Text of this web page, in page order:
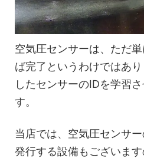
空気圧センサーは、ただ
ば完了というわけではあ
したセンサーのIDを学習
す。
当店では、空気圧センサ
発行する設備もございま